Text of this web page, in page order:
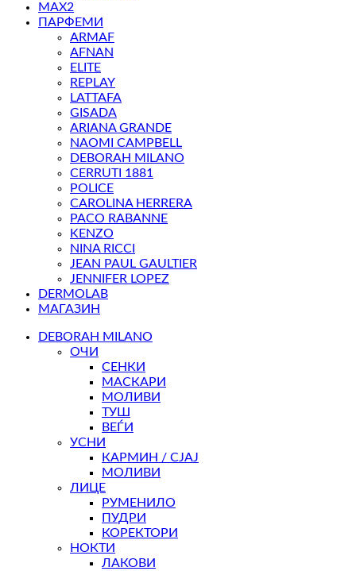
MAX2
ПАРФЕМИ
ARMAF
AFNAN
ELITE
REPLAY
LATTAFA
GISADA
ARIANA GRANDE
NAOMI CAMPBELL
DEBORAH MILANO
CERRUTI 1881
POLICE
CAROLINA HERRERA
PACO RABANNE
KENZO
NINA RICCI
JEAN PAUL GAULTIER
JENNIFER LOPEZ
DERMOLAB
МАГАЗИН
DEBORAH MILANO
ОЧИ
СЕНКИ
МАСКАРИ
МОЛИВИ
ТУШ
ВЕЃИ
УСНИ
КАРМИН / СЈАЈ
МОЛИВИ
ЛИЦЕ
РУМЕНИЛО
ПУДРИ
КОРЕКТОРИ
НОКТИ
ЛАКОВИ